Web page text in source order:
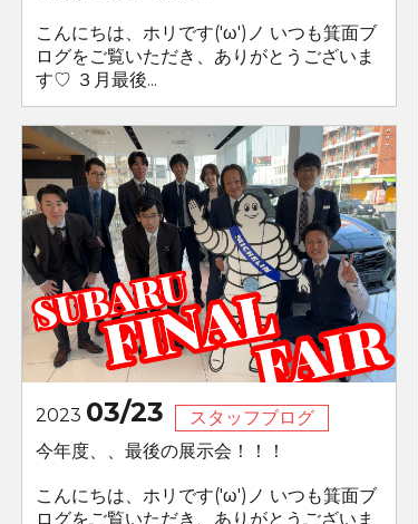
こんにちは、ホリです('ω')ノ いつも箕面ブ
ログをご覧いただき、ありがとうございま
す♡ ３月最後...
2023 03/23
スタッフブログ
今年度、、最後の展示会！！！
こんにちは、ホリです('ω')ノ いつも箕面ブ
ログをご覧いただき、ありがとうございま